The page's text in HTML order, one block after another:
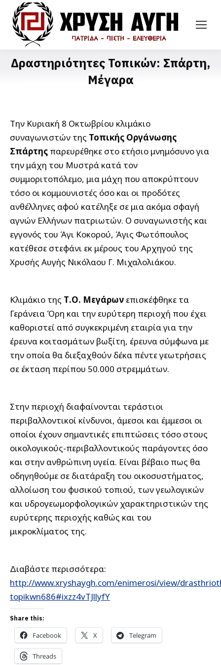
Δραστηριότητες Τοπικών: Σπάρτη,
Μέγαρα
Την Κυριακή 8 Οκτωβρίου κλιμάκιο
συναγωνιστών της Τοπικής Οργάνωσης
Σπάρτης παρευρέθηκε στο ετήσιο μνημόσυνο για
την μάχη του Μυστρά κατά τον
συμμοριτοπόλεμο, μια μάχη που αποκρύπτουν
τόσο οι κομμουνιστές όσο και οι προδότες
ανθέλληνες αφού κατέληξε σε μια ακόμα σφαγή
αγνών Ελλήνων πατριωτών. Ο συναγωνιστής και
εγγονός του Άγι Κοκορού, Άγις Φωτόπουλος
κατέθεσε στεφάνι εκ μέρους του Αρχηγού της
Χρυσής Αυγής Νικόλαου Γ. Μιχαλολιάκου.
Κλιμάκιο της Τ.Ο. Μεγάρων επισκέφθηκε τα
Γεράνεια Όρη και την ευρύτερη περιοχή που έχει
καθοριστεί από συγκεκριμένη εταιρία για την
έρευνα κοιτασμάτων βωξίτη, έρευνα σύμφωνα με
την οποία θα διεξαχθούν δέκα πέντε γεωτρήσεις
σε έκταση περίπου 50.000 στρεμμάτων.
Στην περιοχή διαφαίνονται τεράστιοι
περιβαλλοντικοί κίνδυνοι, άμεσοι και έμμεσοι οι
οποίοι έχουν σημαντικές επιπτώσεις τόσο στους
οικολογικούς-περιβαλλοντικούς παράγοντες όσο
και στην ανθρώπινη υγεία. Είναι βέβαιο πως θα
οδηγηθούμε σε διατάραξη του οικοσυστήματος,
αλλοίωση του φυσικού τοπιού, των γεωλογικών
και υδρογεωμορφολογικών χαρακτηριστικών της
ευρύτερης περιοχής καθώς και του
μικροκλίματος της.
Διαβάστε περισσότερα:
http://www.xryshaygh.com/enimerosi/view/
topikwn686#ixzz4vTJllyfY
Share this:
Facebook X Telegram
Threads